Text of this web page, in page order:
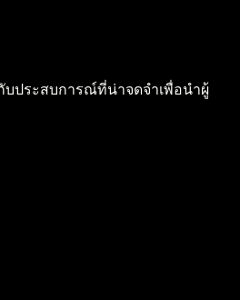
บประสบการณ์ที่น่าจดจำเพื่อนำผู้